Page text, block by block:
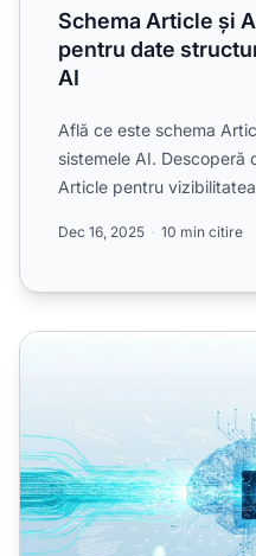
Schema Article și
pentru date
AI
Află ce este schema
sistemele AI. Descoperă
Article pentru
Dec 16, 2025 10 min citire
Date structurate pentru AI